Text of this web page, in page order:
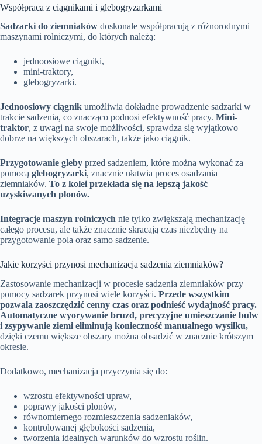
Współpraca z ciągnikami i glebogryzarkami
Sadzarki do ziemniaków doskonale współpracują z różnorodnymi
maszynami rolniczymi, do których należą:
jednoosiowe ciągniki,
mini-traktory,
glebogryzarki.
Jednoosiowy ciągnik umożliwia dokładne prowadzenie sadzarki w
trakcie sadzenia, co znacząco podnosi efektywność pracy. Mini-
traktor, z uwagi na swoje możliwości, sprawdza się wyjątkowo
dobrze na większych obszarach, także jako ciągnik.
Przygotowanie gleby przed sadzeniem, które można wykonać za
pomocą glebogryzarki, znacznie ułatwia proces osadzania
ziemniaków. To z kolei przekłada się na lepszą jakość
uzyskiwanych plonów.
Integracje maszyn rolniczych nie tylko zwiększają mechanizację
całego procesu, ale także znacznie skracają czas niezbędny na
przygotowanie pola oraz samo sadzenie.
Jakie korzyści przynosi mechanizacja sadzenia ziemniaków?
Zastosowanie mechanizacji w procesie sadzenia ziemniaków przy
pomocy sadzarek przynosi wiele korzyści. Przede wszystkim
pozwala zaoszczędzić cenny czas oraz podnieść wydajność pracy.
Automatyczne wyorywanie bruzd, precyzyjne umieszczanie bulw
i zsypywanie ziemi eliminują konieczność manualnego wysiłku,
dzięki czemu większe obszary można obsadzić w znacznie krótszym
okresie.
Dodatkowo, mechanizacja przyczynia się do:
wzrostu efektywności upraw,
poprawy jakości plonów,
równomiernego rozmieszczenia sadzeniaków,
kontrolowanej głębokości sadzenia,
tworzenia idealnych warunków do wzrostu roślin.